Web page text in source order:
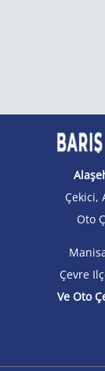
Çekici,
Oto
Çevre
Ve Oto